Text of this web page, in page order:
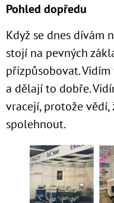
Pohled dopředu
Když se dnes dívám
stojí na pevných
přizpůsobovat.
a dělají to dobře.
vracejí, protože vědí,
spolehnout.